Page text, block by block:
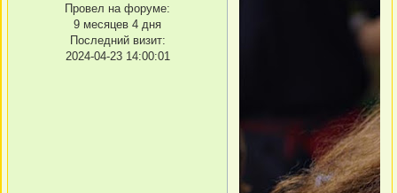
Провел на форуме:
9 месяцев 4 дня
Последний визит:
2024-04-23 14:00:01